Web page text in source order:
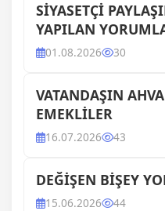
SİYASETÇİ
YAPILAN
01.08.2026 30
VATANDAŞIN
EMEKLİLER
16.07.2026 43
DEĞİŞEN BİŞEY
15.06.2026 44